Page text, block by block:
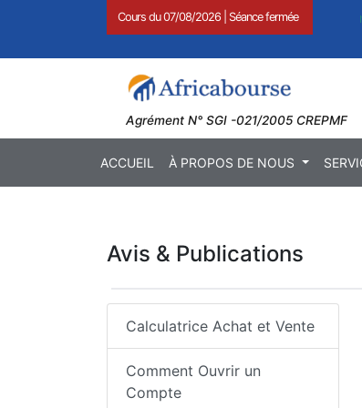
Cours du07/08/2026 Séance fermée
BOAB 8.710 FCFA (
Agrément N° SGI -021/2005 CREPMF
ACCUEIL À PROPOS DE NOUS
Avis & Publications
Calculatrice Achat et Vente
Comment Ouvrir un
Compte